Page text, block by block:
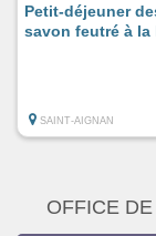
Petit-déjeuner
savon feutré à la
SAINT-AIGNAN
OFFICE